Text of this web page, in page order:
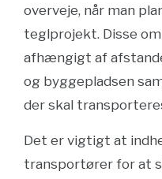
overveje, når man
teglprojekt. Disse
afhængigt af
og byggepladsen
der skal
Det er vigtigt at
transportører for at